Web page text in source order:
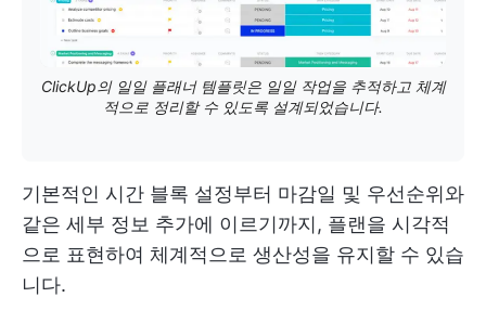
ClickUp의 일일 플래너 템플릿은 일일 작업을 추적하고 체계
적으로 정리할 수 있도록 설계되었습니다.
기본적인 시간 블록 설정부터 마감일 및 우선순위와
같은 세부 정보 추가에 이르기까지, 플랜을 시각적
으로 표현하여 체계적으로 생산성을 유지할 수 있습
니다.